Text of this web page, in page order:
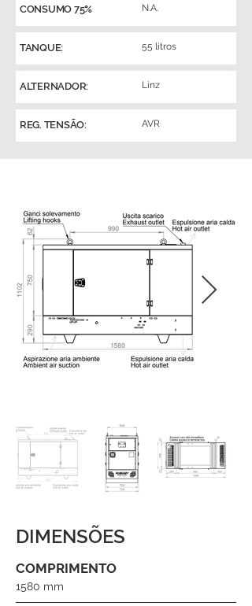
CONSUMO 75% N.A.
TANQUE: 55 litros
ALTERNADOR: Linz
REG. TENSÃO: AVR
DIMENSÕES
COMPRIMENTO
1580 mm